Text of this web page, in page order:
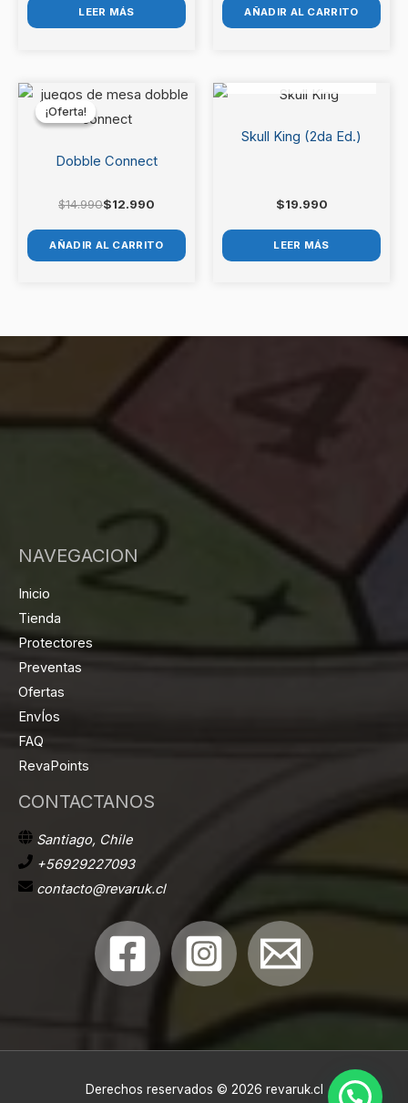
LEER MÁS AÑADIR AL CARRITO
¡Oferta!
¡Oferta!
Dobble Connect
$14.990
El
original
$12.990
El
actual
AÑADIR AL CARRITO
Skull King (2da Ed.)
$19.990
LEER MÁS
NAVEGACION
Inicio
Tienda
Protectores
Preventas
Ofertas
EnvÍos
FAQ
RevaPoints
CONTACTANOS
Santiago, Chile
+56929227093
contacto@revaruk.cl
Derechos reservados © 2026 revaruk.cl